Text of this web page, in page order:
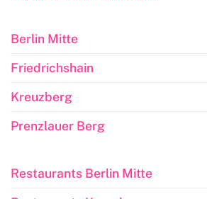
Berlin Mitte
Friedrichshain
Kreuzberg
Prenzlauer Berg
Restaurants Berlin Mitte